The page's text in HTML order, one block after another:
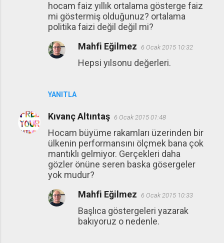
hocam faiz yıllık ortalama gösterge faiz
mi göstermiş olduğunuz? ortalama
politika faizi değil değil mi?
YANITLA
Mahfi Eğilmez 6 Ocak 2015 10:32
Hepsi yılsonu değerleri.
Kıvanç Altıntaş 6 Ocak 2015 01:48
Hocam büyüme rakamları üzerinden bir
ülkenin performansını ölçmek bana çok
mantıklı gelmiyor. Gerçekleri daha
gözler önüne seren baska gösergeler
yok mudur?
Mahfi Eğilmez 6 Ocak 2015 10:33
Başlıca göstergeleri yazarak
bakıyoruz o nedenle.